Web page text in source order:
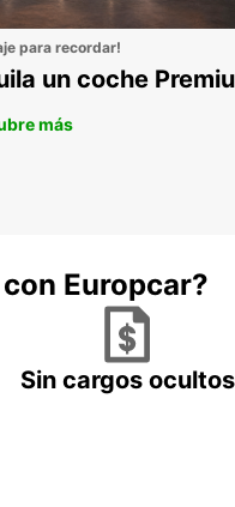
para recordar!
un coche
más
Europcar?
Sin cargos ocultos